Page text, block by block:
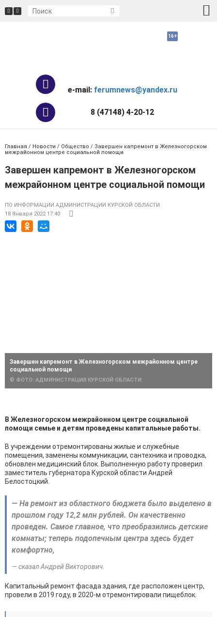
e-mail: ferumnews@yandex.ru
8 (47148) 4-20-12
Главная / Новости / Общество / Завершен капремонт в Железногорском
межрайонном центре социальной помощи
Завершен капремонт в Железногорском
межрайонном центре социальной помощи
ПО ИНФОРМАЦИИ АДМИНИСТРАЦИИ КУРСКОЙ ОБЛАСТИ
18 Января 2022 17:40
Завершен капремонт в Железногорском межрайонном центре
социальной помощи
© ФОТО: АДМИНИСТРАЦИЯ КУРСКОЙ ОБЛАСТИ
В Железногорском межрайонном центре социальной
помощи семье и детям проведены капитальные работы.
В учреждении отремонтированы жилые и служебные
помещения, заменены коммуникации, сантехника и проводка,
обновлен медицинский блок. Выполненную работу проверил
заместитель губернатора Курской области Андрей
Белостоцкий.
— На ремонт из областного бюджета было выделено в
прошлом году 12,2 млн рублей. Он качественно
проведен. Самое главное, что преобразились детские
комнаты; теперь подопечным центра здесь будет
комфортно,
— сказал Андрей Викторович.
Капитальный ремонт фасада здания, где расположен центр,
провели в 2019 году, в 2020-м отремонтировали пищеблок.